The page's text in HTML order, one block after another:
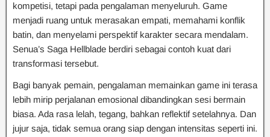
kompetisi, tetapi pada pengalaman menyeluruh. Game
menjadi ruang untuk merasakan empati, memahami konflik
batin, dan menyelami perspektif karakter secara mendalam.
Senua’s Saga Hellblade berdiri sebagai contoh kuat dari
transformasi tersebut.
Bagi banyak pemain, pengalaman memainkan game ini terasa
lebih mirip perjalanan emosional dibandingkan sesi bermain
biasa. Ada rasa lelah, tegang, bahkan reflektif setelahnya. Dan
jujur saja, tidak semua orang siap dengan intensitas seperti ini.